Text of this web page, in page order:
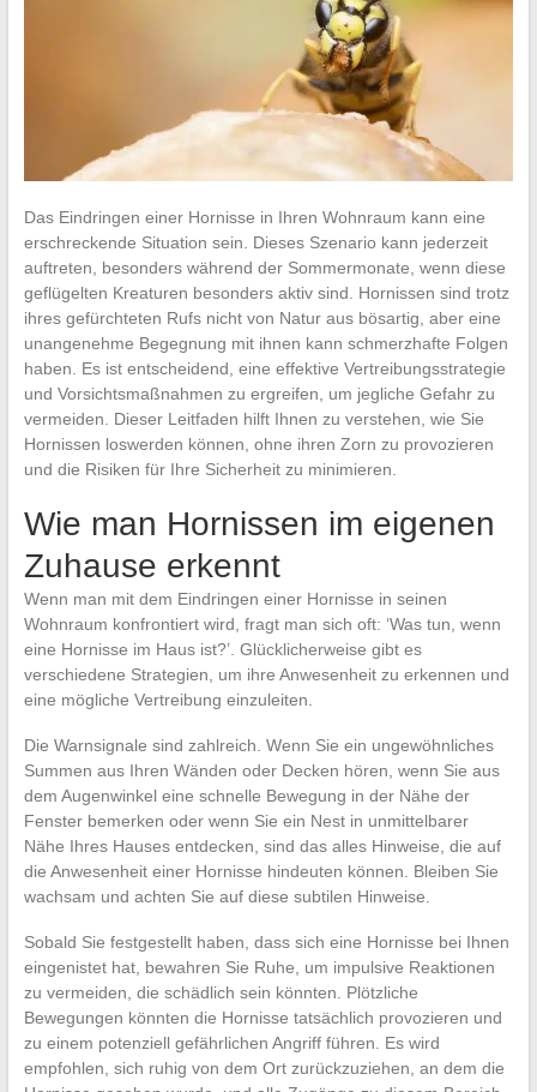
Das Eindringen einer Hornisse in Ihren Wohnraum kann eine
erschreckende Situation sein. Dieses Szenario kann jederzeit
auftreten, besonders während der Sommermonate, wenn diese
geflügelten Kreaturen besonders aktiv sind. Hornissen sind trotz
ihres gefürchteten Rufs nicht von Natur aus bösartig, aber eine
unangenehme Begegnung mit ihnen kann schmerzhafte Folgen
haben. Es ist entscheidend, eine effektive Vertreibungsstrategie
und Vorsichtsmaßnahmen zu ergreifen, um jegliche Gefahr zu
vermeiden. Dieser Leitfaden hilft Ihnen zu verstehen, wie Sie
Hornissen loswerden können, ohne ihren Zorn zu provozieren
und die Risiken für Ihre Sicherheit zu minimieren.
Wie man Hornissen im eigenen
Zuhause erkennt
Wenn man mit dem Eindringen einer Hornisse in seinen
Wohnraum konfrontiert wird, fragt man sich oft: ‘Was tun, wenn
eine Hornisse im Haus ist?’. Glücklicherweise gibt es
verschiedene Strategien, um ihre Anwesenheit zu erkennen und
eine mögliche Vertreibung einzuleiten.
Die Warnsignale sind zahlreich. Wenn Sie ein ungewöhnliches
Summen aus Ihren Wänden oder Decken hören, wenn Sie aus
dem Augenwinkel eine schnelle Bewegung in der Nähe der
Fenster bemerken oder wenn Sie ein Nest in unmittelbarer
Nähe Ihres Hauses entdecken, sind das alles Hinweise, die auf
die Anwesenheit einer Hornisse hindeuten können. Bleiben Sie
wachsam und achten Sie auf diese subtilen Hinweise.
Sobald Sie festgestellt haben, dass sich eine Hornisse bei Ihnen
eingenistet hat, bewahren Sie Ruhe, um impulsive Reaktionen
zu vermeiden, die schädlich sein könnten. Plötzliche
Bewegungen könnten die Hornisse tatsächlich provozieren und
zu einem potenziell gefährlichen Angriff führen. Es wird
empfohlen, sich ruhig von dem Ort zurückzuziehen, an dem die